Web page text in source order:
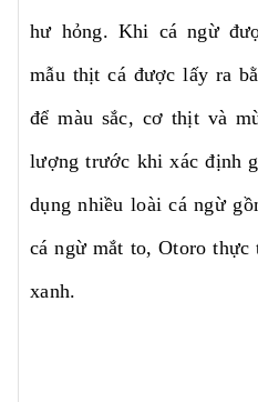
hư hỏng. Khi cá ngừ
mẫu thịt cá được lấy ra
để màu sắc, cơ thịt và
lượng trước khi xác định
dụng nhiều loài cá ngừ
cá ngừ mắt to, Otoro
xanh.